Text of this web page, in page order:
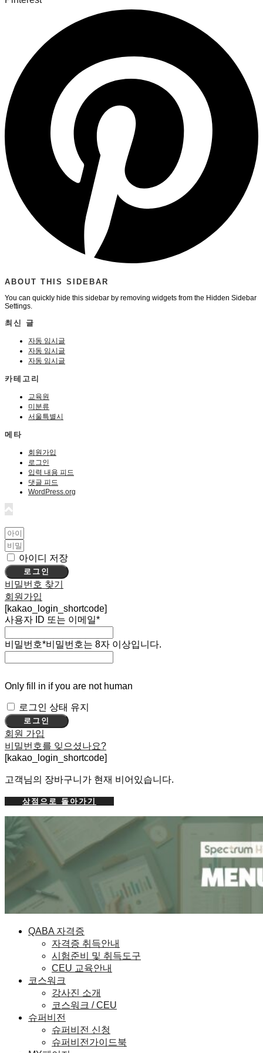
ABOUT THIS SIDEBAR
You can quickly hide this sidebar by removing widgets from the Hidden Sidebar
Settings.
최신 글
자동 임시글
자동 임시글
자동 임시글
카테고리
교육원
미분류
서울특별시
메타
회원가입
로그인
입력 내용 피드
댓글 피드
WordPress.org
아이디 저장
로그인
비밀번호 찾기
회원가입
[kakao_login_shortcode]
사용자 ID 또는 이메일*
비밀번호*비밀번호는 8자 이상입니다.
Only fill in if you are not human
로그인 상태 유지
회원 가입
비밀번호를 잊으셨나요?
[kakao_login_shortcode]
고객님의 장바구니가 현재 비어있습니다.
상점으로 돌아가기
QABA 자격증
자격증 취득안내
시험준비 및 취득도구
CEU 교육안내
코스워크
강사진 소개
코스워크 / CEU
슈퍼비전
슈퍼비전 신청
슈퍼비전가이드북